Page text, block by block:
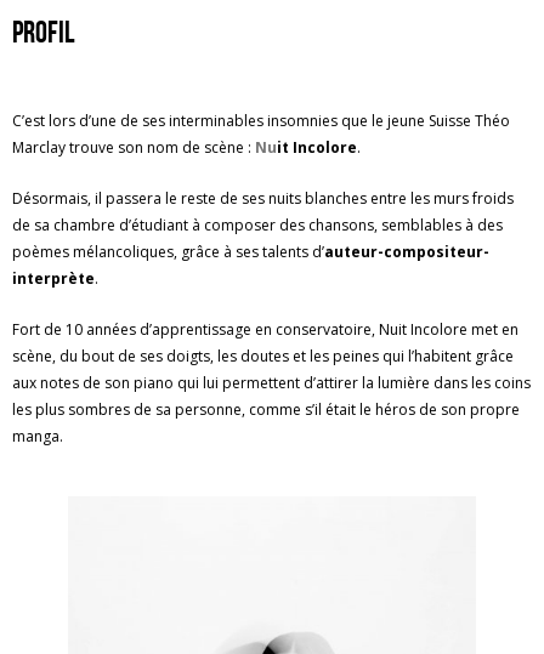
Profil
C’est lors d’une de ses interminables insomnies que le jeune Suisse Théo
Marclay trouve son nom de scène : Nuit Incolore.
Désormais, il passera le reste de ses nuits blanches entre les murs froids
de sa chambre d’étudiant à composer des chansons, semblables à des
poèmes mélancoliques, grâce à ses talents d’auteur-compositeur-
interprète.
Fort de 10 années d’apprentissage en conservatoire, Nuit Incolore met en
scène, du bout de ses doigts, les doutes et les peines qui l’habitent grâce
aux notes de son piano qui lui permettent d’attirer la lumière dans les coins
les plus sombres de sa personne, comme s’il était le héros de son propre
manga.